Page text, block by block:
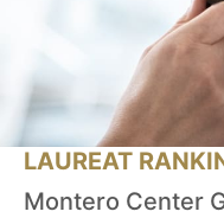
LAUREAT
Montero Center